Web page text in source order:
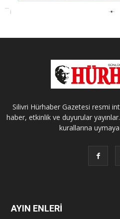
Silivri Hürhaber Gazetesi resmi
haber, etkinlik ve duyurular
kurallarına
AYIN ENLERİ